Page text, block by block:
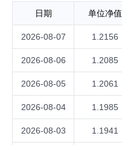
日期 单位净值
2026-08-07 1.2156
2026-08-06 1.2085
2026-08-05 1.2061
2026-08-04 1.1985
2026-08-03 1.1941